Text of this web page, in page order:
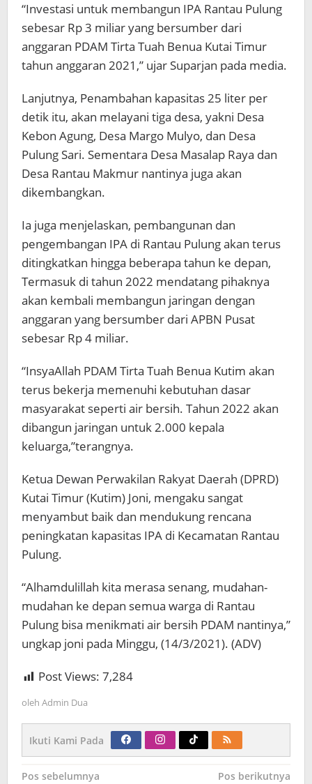
“Investasi untuk membangun IPA Rantau Pulung
sebesar Rp 3 miliar yang bersumber dari
anggaran PDAM Tirta Tuah Benua Kutai Timur
tahun anggaran 2021,” ujar Suparjan pada media.
Lanjutnya, Penambahan kapasitas 25 liter per
detik itu, akan melayani tiga desa, yakni Desa
Kebon Agung, Desa Margo Mulyo, dan Desa
Pulung Sari. Sementara Desa Masalap Raya dan
Desa Rantau Makmur nantinya juga akan
dikembangkan.
Ia juga menjelaskan, pembangunan dan
pengembangan IPA di Rantau Pulung akan terus
ditingkatkan hingga beberapa tahun ke depan,
Termasuk di tahun 2022 mendatang pihaknya
akan kembali membangun jaringan dengan
anggaran yang bersumber dari APBN Pusat
sebesar Rp 4 miliar.
“InsyaAllah PDAM Tirta Tuah Benua Kutim akan
terus bekerja memenuhi kebutuhan dasar
masyarakat seperti air bersih. Tahun 2022 akan
dibangun jaringan untuk 2.000 kepala
keluarga,”terangnya.
Ketua Dewan Perwakilan Rakyat Daerah (DPRD)
Kutai Timur (Kutim) Joni, mengaku sangat
menyambut baik dan mendukung rencana
peningkatan kapasitas IPA di Kecamatan Rantau
Pulung.
“Alhamdulillah kita merasa senang, mudahan-
mudahan ke depan semua warga di Rantau
Pulung bisa menikmati air bersih PDAM nantinya,”
ungkap joni pada Minggu, (14/3/2021). (ADV)
Post Views: 7,284
oleh Admin Dua
Ikuti Kami Pada
Navigasi
Pos sebelumnya
Pos berikutnya